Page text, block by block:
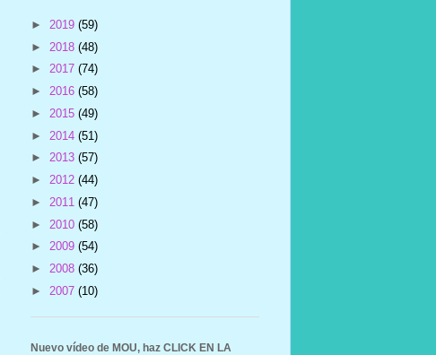
► 2019 (59)
► 2018 (48)
► 2017 (74)
► 2016 (58)
► 2015 (49)
► 2014 (51)
► 2013 (57)
► 2012 (44)
► 2011 (47)
► 2010 (58)
► 2009 (54)
► 2008 (36)
► 2007 (10)
Nuevo vídeo de MOU, haz CLICK EN LA